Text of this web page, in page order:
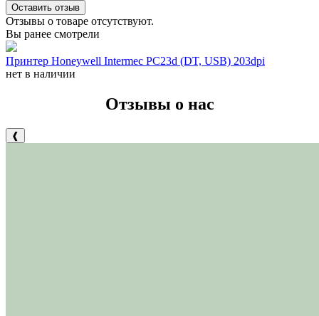
Оставить отзыв
Отзывы о товаре отсутствуют.
Вы ранее смотрели
Принтер Honeywell Intermec PC23d (DT, USB) 203dpi
нет в наличии
Отзывы о нас
❰